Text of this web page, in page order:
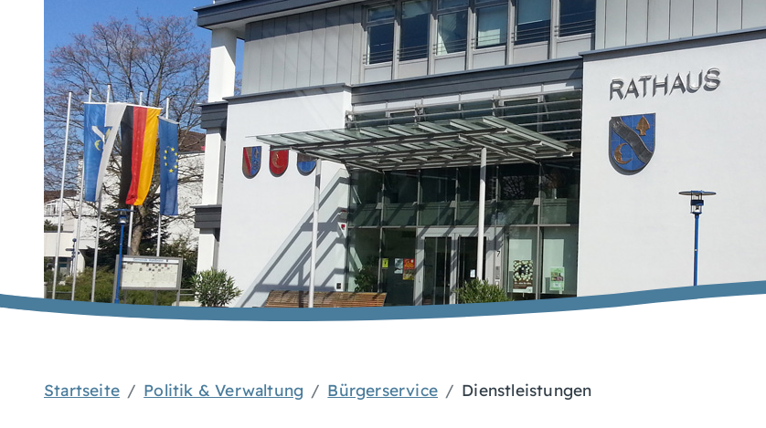
Startseite Politik & Verwaltung Bürgerservice Dienstleistungen